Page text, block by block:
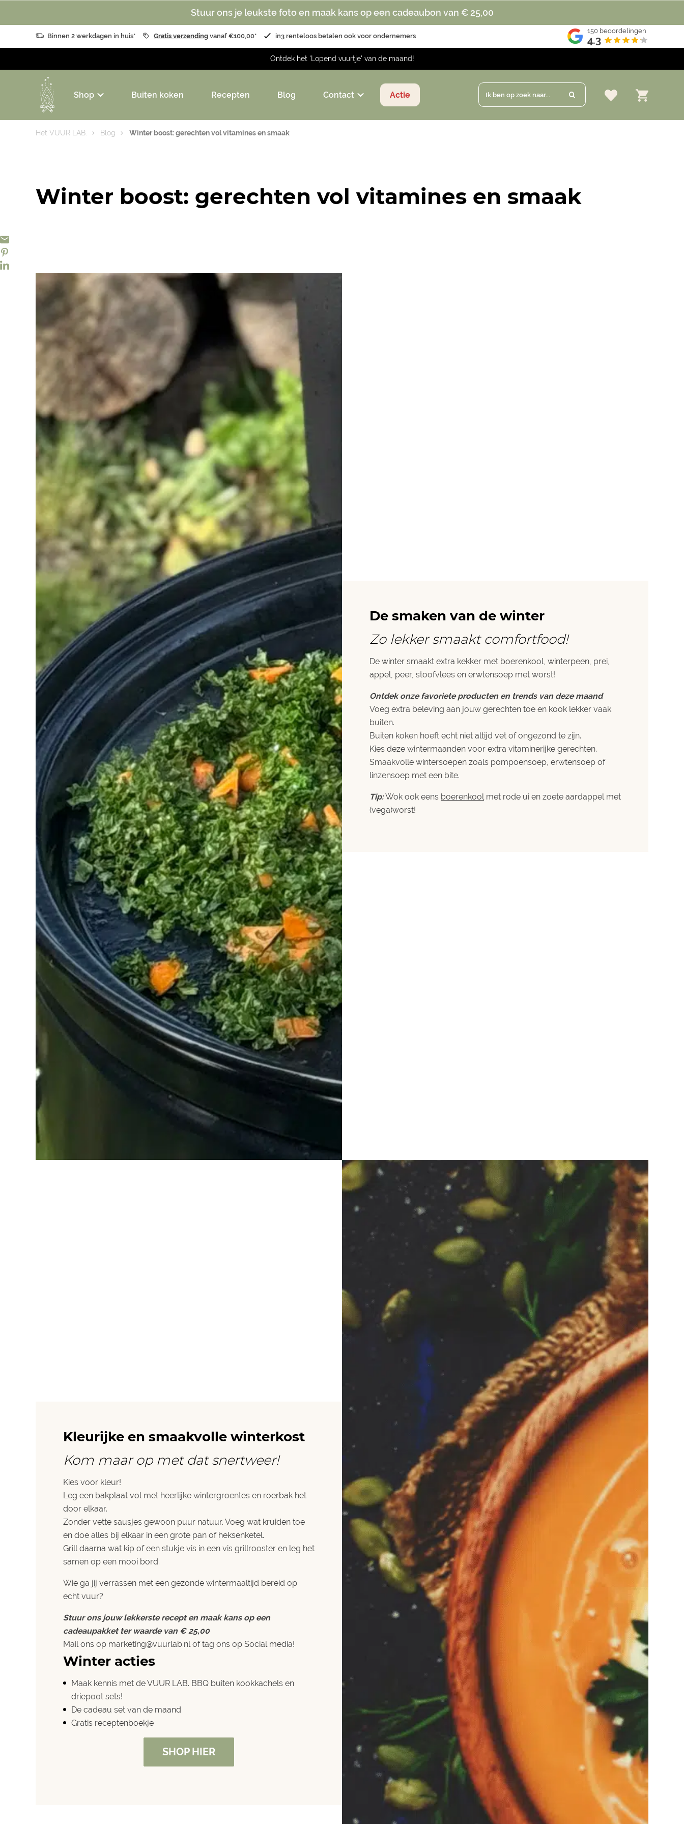
Stuur ons je leukste foto en maak kans op een cadeaubon van € 25,00
Binnen 2 werkdagen in huis* Gratis verzending vanaf €100,00* in3 renteloos betalen ook voor ondernemers
150beoordelingen
4.3
Ontdek het 'Lopend vuurtje' van de maand!
Shop Buiten koken Recepten Blog Contact Actie Ik ben op zoek naar...
Het VUUR LAB. Blog Winter boost: gerechten vol vitamines en smaak
Winter boost: gerechten vol vitamines en smaak
De smaken van de winter
Zo lekker smaakt comfortfood!
De winter smaakt extra kekker met boerenkool, winterpeen, prei,
appel, peer, stoofvlees en erwtensoep met worst!
Ontdek onze favoriete producten en trends van deze maand
Voeg extra beleving aan jouw gerechten toe en kook lekker vaak
buiten.
Buiten koken hoeft echt niet altijd vet of ongezond te zijn.
Kies deze wintermaanden voor extra vitaminerijke gerechten.
Smaakvolle wintersoepen zoals pompoensoep, erwtensoep of
linzensoep met een bite.
Tip:Wok ook eens boerenkool met rode ui en zoete aardappel met
(vega)worst!
Kleurijke en smaakvolle winterkost
Kom maar op met dat snertweer!
Kies voor kleur!
Leg een bakplaat vol met heerlijke wintergroentes en roerbak het
door elkaar.
Zonder vette sausjes gewoon puur natuur. Voeg wat kruiden toe
en doe alles bij elkaar in een grote pan of heksenketel.
Grill daarna wat kip of een stukje vis in een vis grillrooster en leg het
samen op een mooi bord.
Wie ga jij verrassen met een gezonde wintermaaltijd bereid op
echt vuur?
Stuur ons jouw lekkerste recept en maak kans op een
cadeaupakket ter waarde van € 25,00
Mail ons op marketing@vuurlab.nl of tag ons op Social media!
Winter acties
Maak kennis met de VUUR LAB. BBQ buiten kookkachels en
driepoot sets!
De cadeau set van de maand
Gratis receptenboekje
SHOP HIER